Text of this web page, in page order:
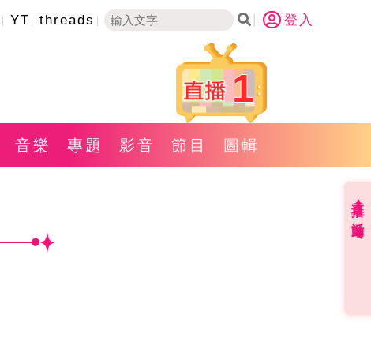
YT threads 登入
1
音樂 專題 影音 節目 圖輯
直播✦活動